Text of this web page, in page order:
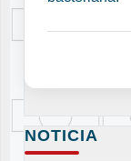
NOTICIA